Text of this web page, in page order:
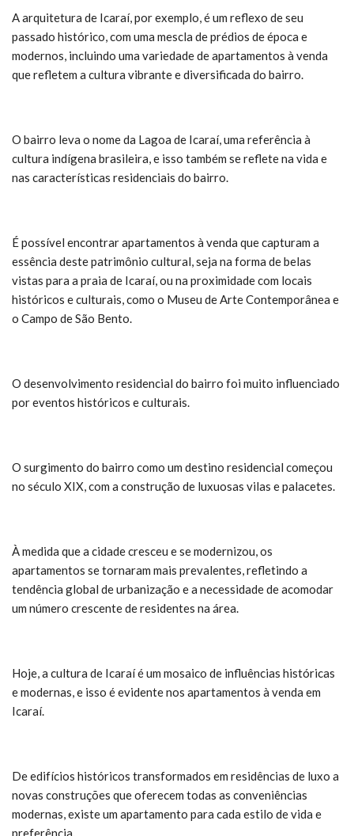
A arquitetura de Icaraí, por exemplo, é um reflexo de seu
passado histórico, com uma mescla de prédios de época e
modernos, incluindo uma variedade de apartamentos à venda
que refletem a cultura vibrante e diversificada do bairro.
O bairro leva o nome da Lagoa de Icaraí, uma referência à
cultura indígena brasileira, e isso também se reflete na vida e
nas características residenciais do bairro.
É possível encontrar apartamentos à venda que capturam a
essência deste patrimônio cultural, seja na forma de belas
vistas para a praia de Icaraí, ou na proximidade com locais
históricos e culturais, como o Museu de Arte Contemporânea e
o Campo de São Bento.
O desenvolvimento residencial do bairro foi muito influenciado
por eventos históricos e culturais.
O surgimento do bairro como um destino residencial começou
no século XIX, com a construção de luxuosas vilas e palacetes.
À medida que a cidade cresceu e se modernizou, os
apartamentos se tornaram mais prevalentes, refletindo a
tendência global de urbanização e a necessidade de acomodar
um número crescente de residentes na área.
Hoje, a cultura de Icaraí é um mosaico de influências históricas
e modernas, e isso é evidente nos apartamentos à venda em
Icaraí.
De edifícios históricos transformados em residências de luxo a
novas construções que oferecem todas as conveniências
modernas, existe um apartamento para cada estilo de vida e
preferência.